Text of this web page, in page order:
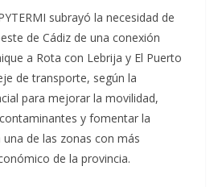
subrayó la necesidad de
de Cádiz de una conexión
a Rota con Lebrija y El Puerto
de transporte, según la
para mejorar la movilidad,
y fomentar la
de las zonas con más
de la provincia.